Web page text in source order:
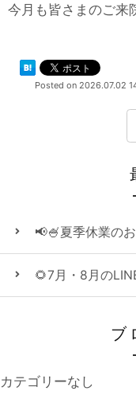
今月も皆さまのご来
Posted on 2026.07.02
📢🍧夏季休業の
🌻7月・8月の
ブ
カテゴリーなし